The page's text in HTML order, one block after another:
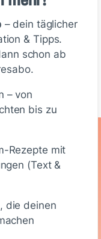
– dein täglicher
& Tipps.
schon ab
– von
bis zu
Rezepte mit
(Text &
die deinen
Schreiben
g 14 g